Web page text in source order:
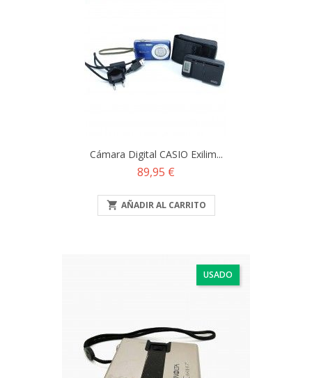
Cámara Digital CASIO Exilim...
Precio
89,95 €
 AÑADIR AL CARRITO
USADO